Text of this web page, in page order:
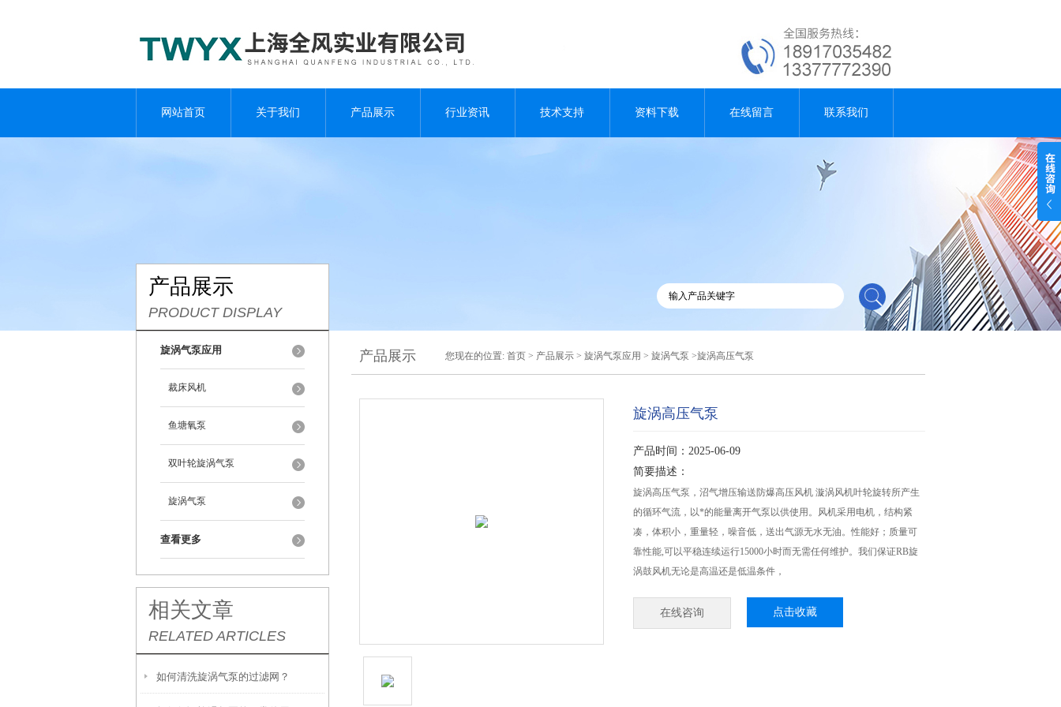
网站首页 关于我们 产品展示 行业资讯 技术支持 资料下载 在线留言 联系我们
产品展示
PRODUCT DISPLAY
旋涡气泵应用
裁床风机
鱼塘氧泵
双叶轮旋涡气泵
旋涡气泵
查看更多
相关文章
RELATED ARTICLES
如何清洗旋涡气泵的过滤网？
产品展示 您现在的位置: 首页 > 产品展示 > 旋涡气泵应用 > 旋涡气泵 >旋涡高压气泵
旋涡高压气泵
产品时间：2025-06-09
简要描述：
旋涡高压气泵，沼气增压输送防爆高压风机 漩涡风机叶轮旋转所产生
的循环气流，以*的能量离开气泵以供使用。风机采用电机，结构紧
凑，体积小，重量轻，噪音低，送出气源无水无油。性能好；质量可
靠性能,可以平稳连续运行15000小时而无需任何维护。我们保证RB旋
涡鼓风机无论是高温还是低温条件，
在线咨询 点击收藏